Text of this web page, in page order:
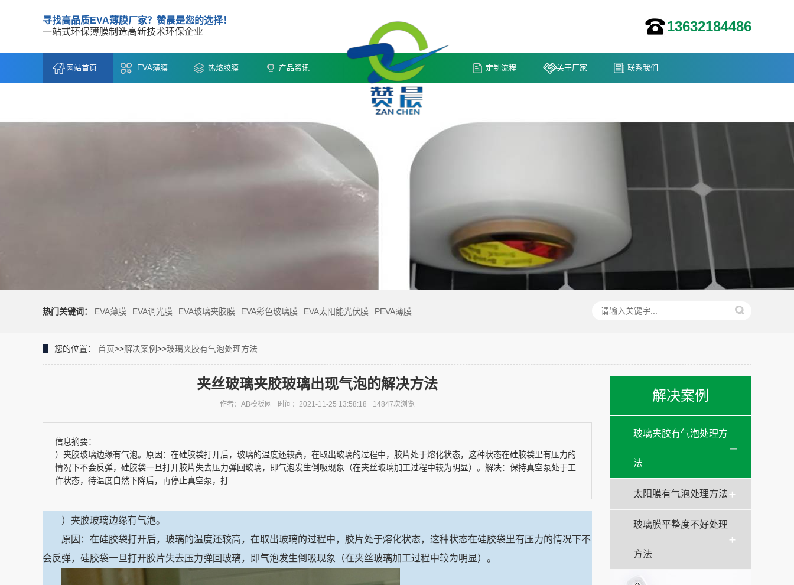
寻找高品质EVA薄膜厂家？赞晨是您的选择！
一站式环保薄膜制造高新技术环保企业
13632184486
网站首页 EVA薄膜 热熔胶膜 产品资讯 定制流程 关于厂家 联系我们
热门关键词： EVA薄膜 EVA调光膜 EVA玻璃夹胶膜 EVA彩色玻璃膜 EVA太阳能光伏膜 PEVA薄膜
您的位置： 首页>>解决案例>>玻璃夹胶有气泡处理方法
解决案例
玻璃夹胶有气泡处理方
法
太阳膜有气泡处理方法
玻璃膜平整度不好处理
方法
夹丝玻璃夹胶玻璃出现气泡的解决方法
作者：AB模板网 时间：2021-11-25 13:58:18 14847次浏览
信息摘要：
）夹胶玻璃边缘有气泡。原因：在硅胶袋打开后，玻璃的温度还较高，在取出玻璃的过程中，胶片处于熔化状态，这种状态在硅胶袋里有压力的
情况下不会反弹，硅胶袋一旦打开胶片失去压力弹回玻璃，即气泡发生倒吸现象（在夹丝玻璃加工过程中较为明显）。解决：保持真空泵处于工
作状态，待温度自然下降后，再停止真空泵，打...
）夹胶玻璃边缘有气泡。
原因：在硅胶袋打开后，玻璃的温度还较高，在取出玻璃的过程中，胶片处于熔化状态，这种状态在硅胶袋里有压力的情况下不
会反弹，硅胶袋一旦打开胶片失去压力弹回玻璃，即气泡发生倒吸现象（在夹丝玻璃加工过程中较为明显）。